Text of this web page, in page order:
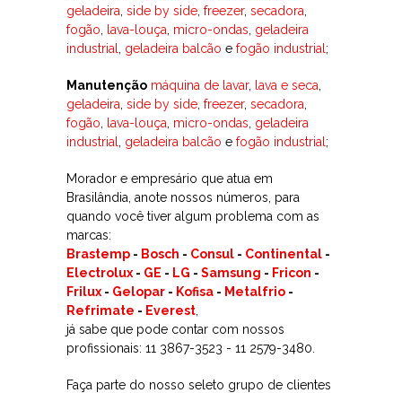
geladeira side by side freezer, secadora
fogão
lava-louça micro-ondas geladeira
industrial
geladeira balcão e fogão industrial ;
Manutenção máquina de lavar, lava e seca
geladeira side by side freezer, secadora
fogão
lava-louça micro-ondas geladeira
industrial
geladeira balcão e fogão industrial ;
Morador e empresário que atua em
Brasilândia, anote nossos números, para
quando você tiver algum problema com as
marcas:
Brastemp - Bosch - Consul - Continental -
Electrolux - GE - LG - Samsung - Fricon -
Frilux - Gelopar - Kofisa - Metalfrio -
Refrimate - Everest
já sabe que pode contar com nossos
profissionais: 11 3867-3523 - 11 2579-3480.
Faça parte do nosso seleto grupo de clientes